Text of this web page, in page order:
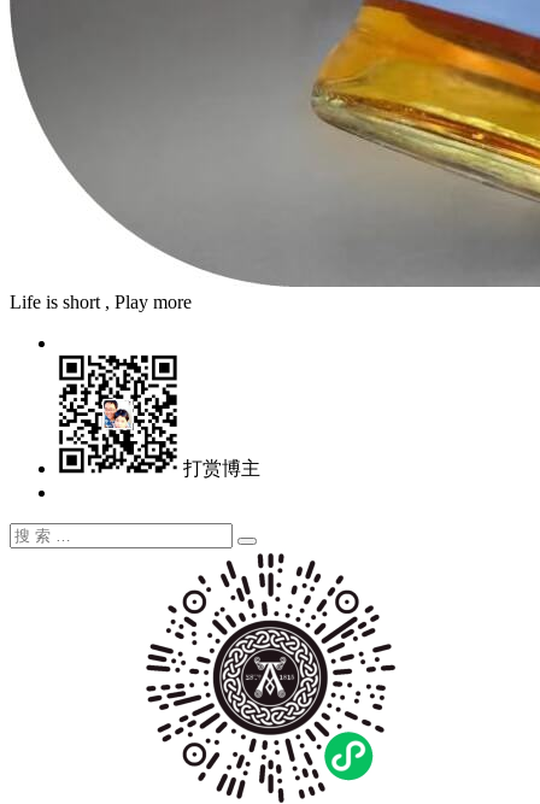
Life is short , Play more
打赏博主
搜
搜
索